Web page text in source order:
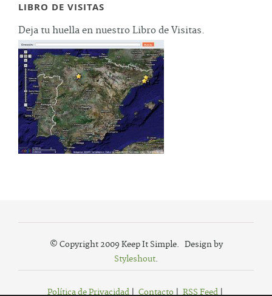
LIBRO DE VISITAS
Deja tu huella en nuestro Libro de Visitas.
© Copyright 2009 Keep It Simple. Design by
Styleshout.
Política de Privacidad| Contacto| RSS Feed|